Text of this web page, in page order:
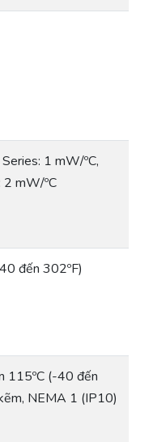
1 mW/ºC,
mW/ºC
đến 302ºF)
115ºC (-40 đến
NEMA 1 (IP10)